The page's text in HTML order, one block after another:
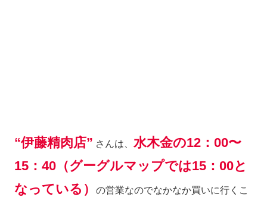
“伊藤精肉店” さんは、 水木金の12：00〜
15：40（グーグルマップでは15：00と
なっている）
の営業なのでなかなか買いに行くこ